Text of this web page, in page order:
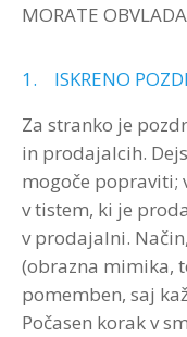
MORATE
1. ISKRENO
Za stranko je
in prodajalcih.
mogoče popraviti;
v tistem, ki je
v prodajalni.
(obrazna mimika,
pomemben, saj
Počasen korak v